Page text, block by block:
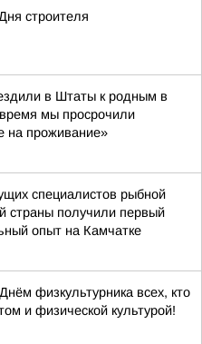
строителя
в Штаты к родным в
время мы просрочили
на проживание»
специалистов рыбной
страны получили первый
опыт на Камчатке
физкультурника всех, кто
и физической культурой!